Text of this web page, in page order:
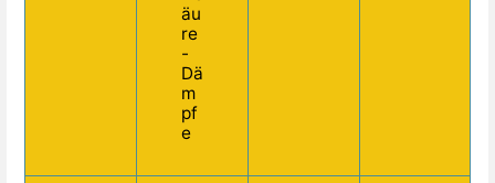
äu
re
-
Dä
m
pf
e